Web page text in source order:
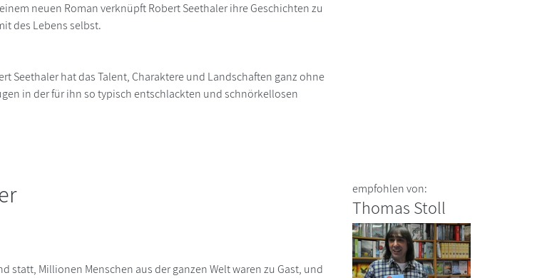
neuen Roman verknüpft Robert Seethaler ihre Geschichten zu
des Lebens selbst.
Seethaler hat das Talent, Charaktere und Landschaften ganz ohne
in der für ihn so typisch entschlackten und schnörkellosen
empfohlen von:
Thomas Stoll
statt, Millionen Menschen aus der ganzen Welt waren zu Gast, und